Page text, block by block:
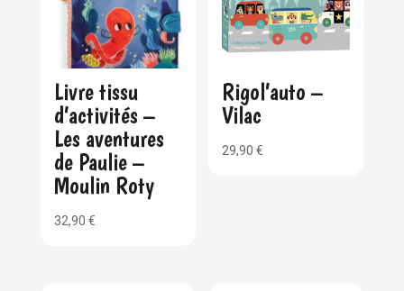
Livre tissu
d’activités –
Les aventures
de Paulie –
Moulin Roty
32,90 €
Rigol’auto –
Vilac
29,90€